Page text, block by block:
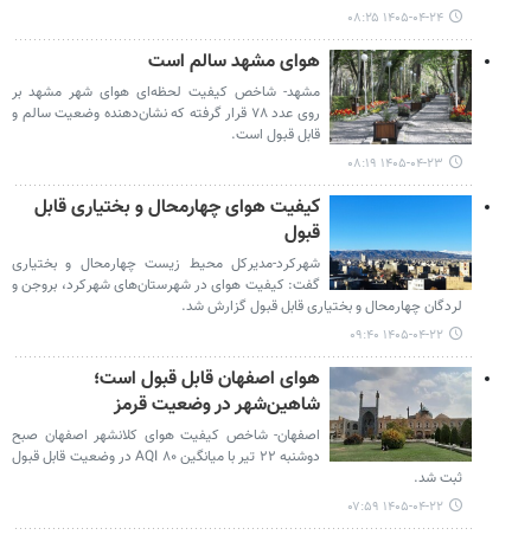
۱۴۰۵-۰۴-۲۴ ۰۸:۲۵
هوای مشهد سالم است
مشهد- شاخص کیفیت لحظه‌ای هوای شهر مشهد بر
روی عدد ۷۸ قرار گرفته که نشان‌دهنده وضعیت سالم و
قابل قبول است.
۱۴۰۵-۰۴-۲۳ ۰۸:۱۹
کیفیت هوای چهارمحال و بختیاری قابل
قبول
شهرکرد-مدیرکل محیط زیست چهارمحال و بختیاری
گفت: کیفیت هوای در شهرستان‌های شهرکرد، بروجن و
لردگان چهارمحال و بختیاری قابل قبول گزارش شد.
۱۴۰۵-۰۴-۲۲ ۰۹:۴۰
هوای اصفهان قابل قبول است؛
شاهین‌شهر در وضعیت قرمز
اصفهان- شاخص کیفیت هوای کلانشهر اصفهان صبح
دوشنبه ۲۲ تیر با میانگین ۸۰ AQI در وضعیت قابل قبول
ثبت شد.
۱۴۰۵-۰۴-۲۲ ۰۷:۵۹